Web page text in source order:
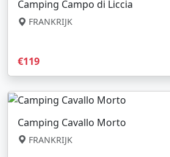
Camping Campo di Liccia
FRANKRIJK
€119
Camping Cavallo Morto
FRANKRIJK